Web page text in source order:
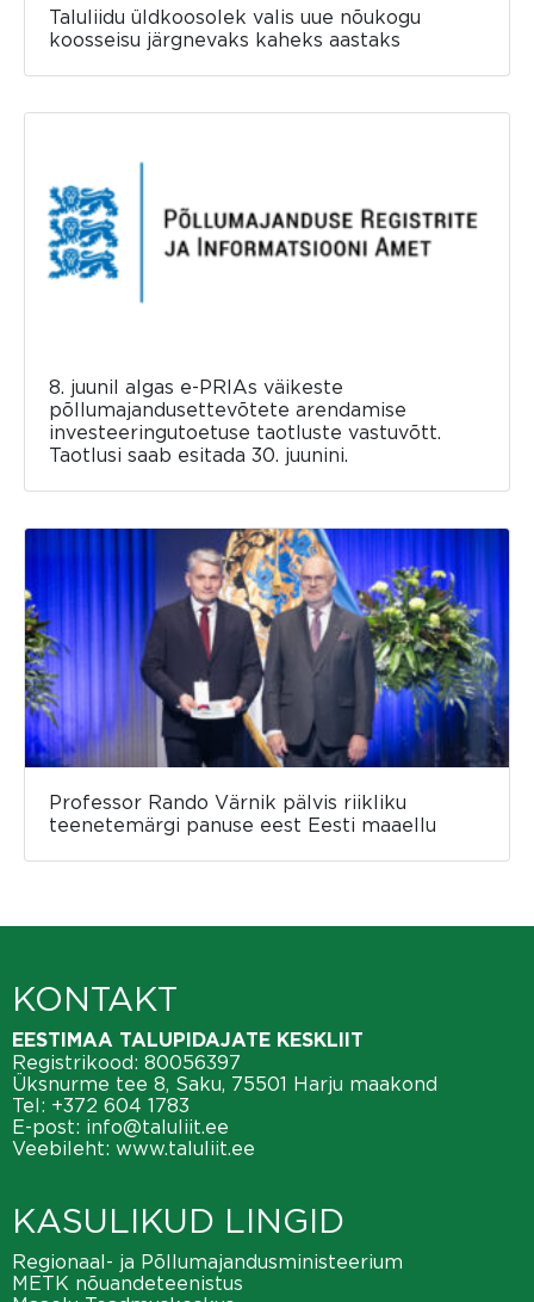
Taluliidu üldkoosolek valis uue nõukogu
koosseisu järgnevaks kaheks aastaks
8. juunil algas e-PRIAs väikeste
põllumajandusettevõtete arendamise
investeeringutoetuse taotluste vastuvõtt.
Taotlusi saab esitada 30. juunini.
Professor Rando Värnik pälvis riikliku
teenetemärgi panuse eest Eesti maaellu
KONTAKT
EESTIMAA TALUPIDAJATE KESKLIIT
Registrikood: 80056397
Üksnurme tee 8, Saku, 75501 Harju maakond
Tel: +372 604 1783
E-post: info@taluliit.ee
Veebileht: www.taluliit.ee
KASULIKUD LINGID
Regionaal- ja Põllumajandusministeerium
METK nõuandeteenistus